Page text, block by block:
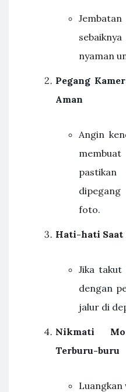
nyaman
Pegang
Aman
Angin
pastikan
foto.
Hati-hati Saat
Jika takut
dengan
jalur di
Nikmati
Terburu-buru